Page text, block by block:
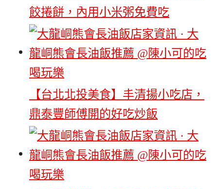
餃捲餅，內用小米粥免費吃
【台北北投美食】丰清揚小吃店，
鼎泰豐師傅開的好吃炒飯